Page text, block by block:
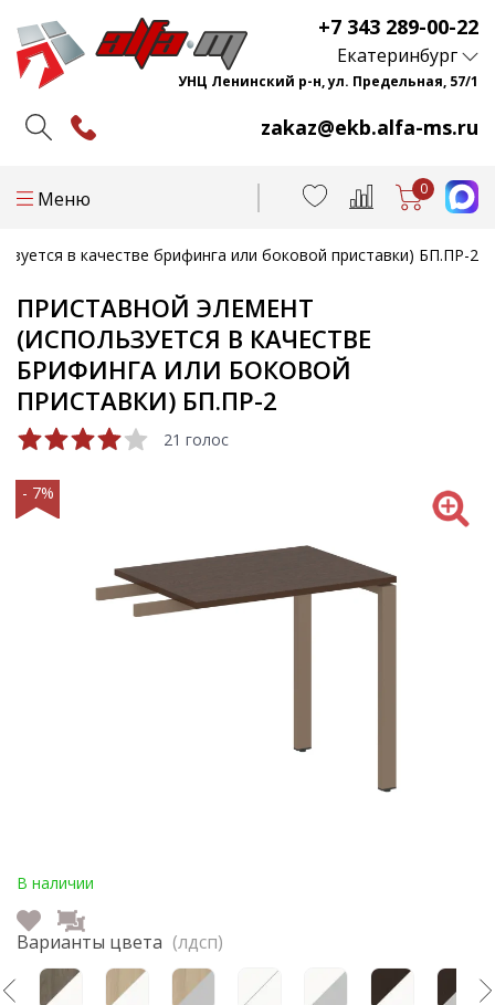
+7 343 289-00-22
zakaz@ekb.alfa-ms.ru
Екатеринбург
УНЦ Ленинский р-н, ул. Предельная, 57/1
Меню 0
в качестве брифинга или боковой приставки) БП.ПР-2
ПРИСТАВНОЙ ЭЛЕМЕНТ
(ИСПОЛЬЗУЕТСЯ В КАЧЕСТВЕ
БРИФИНГА ИЛИ БОКОВОЙ
ПРИСТАВКИ) БП.ПР-2
21 голос
- 7%
В наличии
Варианты цвета (лдсп)